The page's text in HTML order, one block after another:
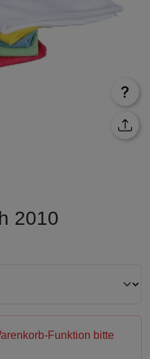
2010
Funktion bitte